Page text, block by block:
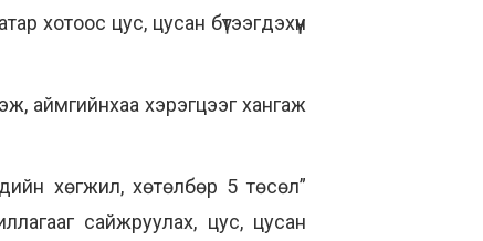
хотоос цус, цусан бүтээгдэхүүн
аймгийнхаа хэрэгцээг хангаж
хөгжил, хөтөлбөр 5 төсөл”
сайжруулах, цус, цусан